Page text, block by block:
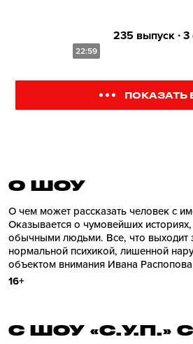
22:59
235 выпуск ∙ 3
ПОКАЗАТЬ
О ШОУ
О чем может рассказать человек с
Оказывается о чумовейших
обычными людьми. Все, что выходит
нормальной психикой, лишенной
объектом внимания Ивана
16+
С ШОУ «С.У.П.»